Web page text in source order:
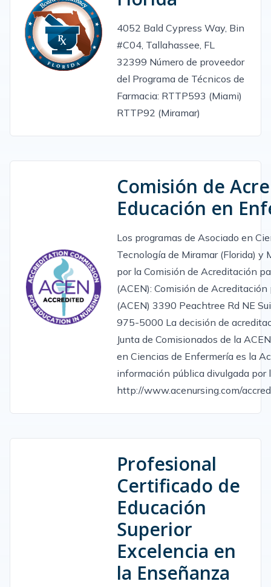
4052 Bald Cypress Way, Bin
#C04, Tallahassee, FL
32399 Número de proveedor
del Programa de Técnicos de
Farmacia: RTTP593 (Miami)
RTTP92 (Miramar)
Comisión de
Educación en
Los programas de Asociado en
Tecnología de Miramar (Florida) y
por la Comisión de Acreditación
(ACEN): Comisión de
(ACEN) 3390 Peachtree Rd NE
975-5000 La decisión de
Junta de Comisionados de la
en Ciencias de Enfermería es la
información pública divulgada por
http://www.acenursing.com/
Profesional
Certificado de
Educación
Superior
Excelencia en
la Enseñanza